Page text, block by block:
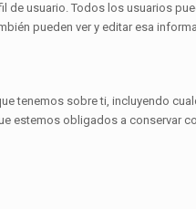
usuario. Todos los usuarios
pueden ver y editar esa
tenemos sobre ti, incluyendo
estemos obligados a conservar